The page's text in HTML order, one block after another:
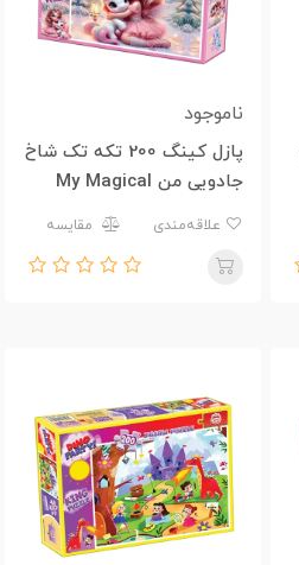
ناموجود
پازل کینگ 200 تکه تک شاخ
جادویی من My Magical
Unicorn
مقایسه